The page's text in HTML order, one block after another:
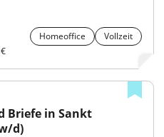
Homeoffice
Vollzeit
Briefe in Sankt
d)